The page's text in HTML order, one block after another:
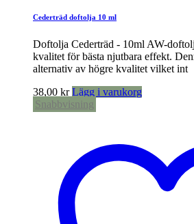
Cederträd doftolja 10 ml
Doftolja Cederträd - 10ml AW-
kvalitet för bästa njutbara effekt.
alternativ av högre kvalitet vilket int
38,00 kr Lägg i varukorg
Snabbvisning